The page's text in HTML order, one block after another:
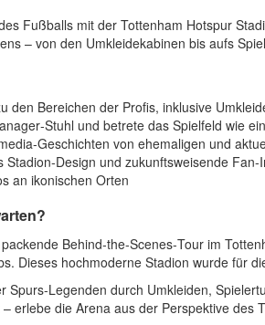
Fußballs mit der Tottenham Hotspur
– von den Umkleidekabinen bis aufs
den Bereichen der Profis, inklusive
und betrete das Spielfeld wie
von ehemaligen und
und zukunftsweisende
an ikonischen Orten
Behind‑the‑Scenes‑Tour im
Dieses hochmoderne Stadion wurde für
Spurs‑Legenden durch Umkleiden,
erlebe die Arena aus der Perspektive des